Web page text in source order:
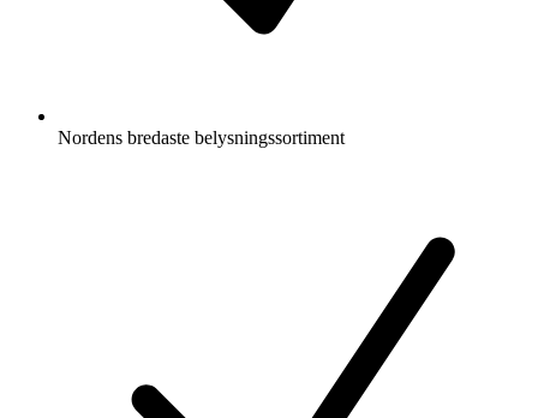
Nordens bredaste belysningssortiment